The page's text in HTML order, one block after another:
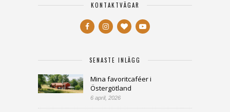
KONTAKTVÄGAR
SENASTE INLÄGG
Mina favoritcaféer i
Östergötland
6 april, 2026